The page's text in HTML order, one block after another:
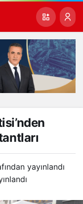
yayınlandı